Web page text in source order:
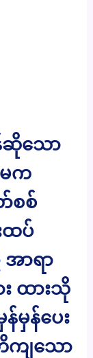
ဆိုသော
မက
စစ်
ထပ်
ာရာ
း ထားသို
မှန်ပေး
ကျသော